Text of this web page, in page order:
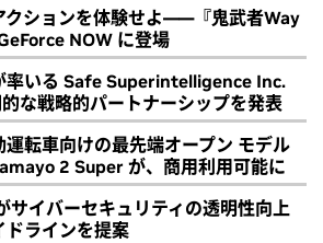
クションを体験せよ――『鬼武者Way
NOW に登場
いる Safe Superintelligence Inc.
な戦略的パートナーシップを発表
運転車向けの最先端オープン モデル
2 Super が、商用利用可能に
サイバーセキュリティの透明性向上
ドラインを提案